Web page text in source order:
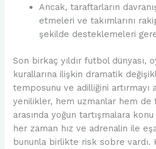
Ancak, taraftarların
etmeleri ve takımlarını
şekilde desteklemeleri
Son birkaç yıldır futbol dünyası,
kurallarına ilişkin dramatik
temposunu ve adilliğini artırmayı
yenilikler, hem uzmanlar hem
arasında yoğun tartışmalara
her zaman hız ve adrenalin ile
bununla birlikte risk sobre vardı.